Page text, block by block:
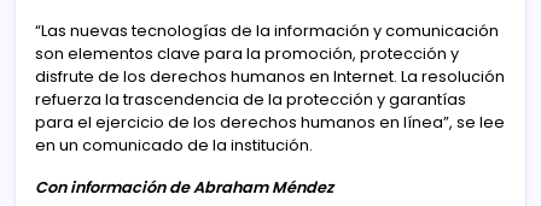
“Las nuevas tecnologías de la información y comunicación
son elementos clave para la promoción, protección y
disfrute de los derechos humanos en Internet. La resolución
refuerza la trascendencia de la protección y garantías
para el ejercicio de los derechos humanos en línea”, se lee
en un comunicado de la institución.
Con información de Abraham Méndez